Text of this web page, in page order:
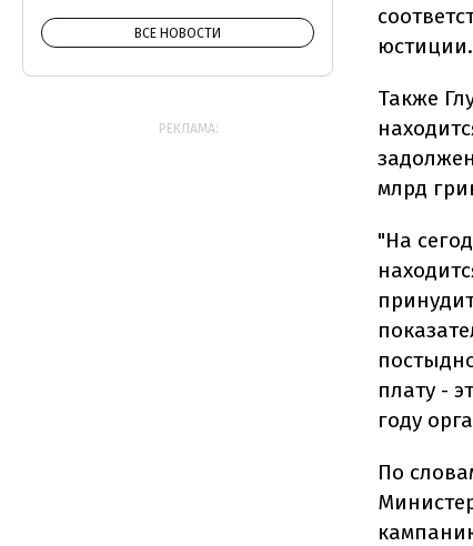
юстиции.
Также
млрд
"На
плату -
году
По
ВСЕ НОВОСТИ
РЕКЛАМА: